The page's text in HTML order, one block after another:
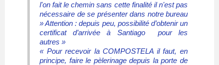
l'on fait le chemin sans cette finalité il n'est pas
nécessaire de se présenter dans notre bureau
» Attention : depuis peu, possibilité d’obtenir un
certificat d’arrivée à Santiago pour les
autres »
« Pour recevoir la COMPOSTELA il faut, en
principe, faire le pèlerinage depuis la porte de